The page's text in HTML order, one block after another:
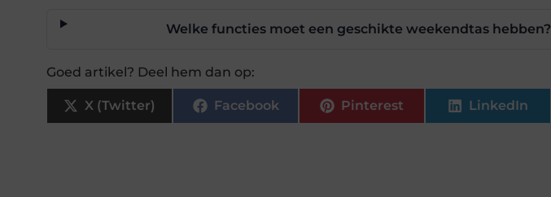
Welke functies moet een geschikte weekendtas hebben?
Goed artikel? Deel hem dan op:
X (Twitter) Facebook Pinterest LinkedIn